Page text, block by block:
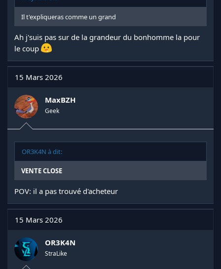
Il t'expliqueras comme un grand
Ah j'suis pas sur de la grandeur du bonhomme la pour
le coup
15 Mars 2026
MaxBZH
Geek
OR3K4N à dit:
VENTE CLOSE
POV: il a pas trouvé d'acheteur
15 Mars 2026
OR3K4N
StraLike